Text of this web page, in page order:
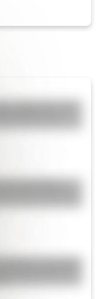
¿quién fue y por
de San Martín
es una de las